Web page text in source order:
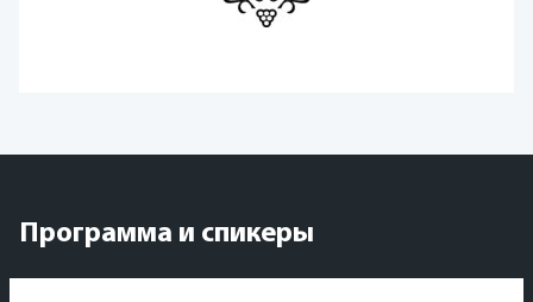
Программа и спикеры